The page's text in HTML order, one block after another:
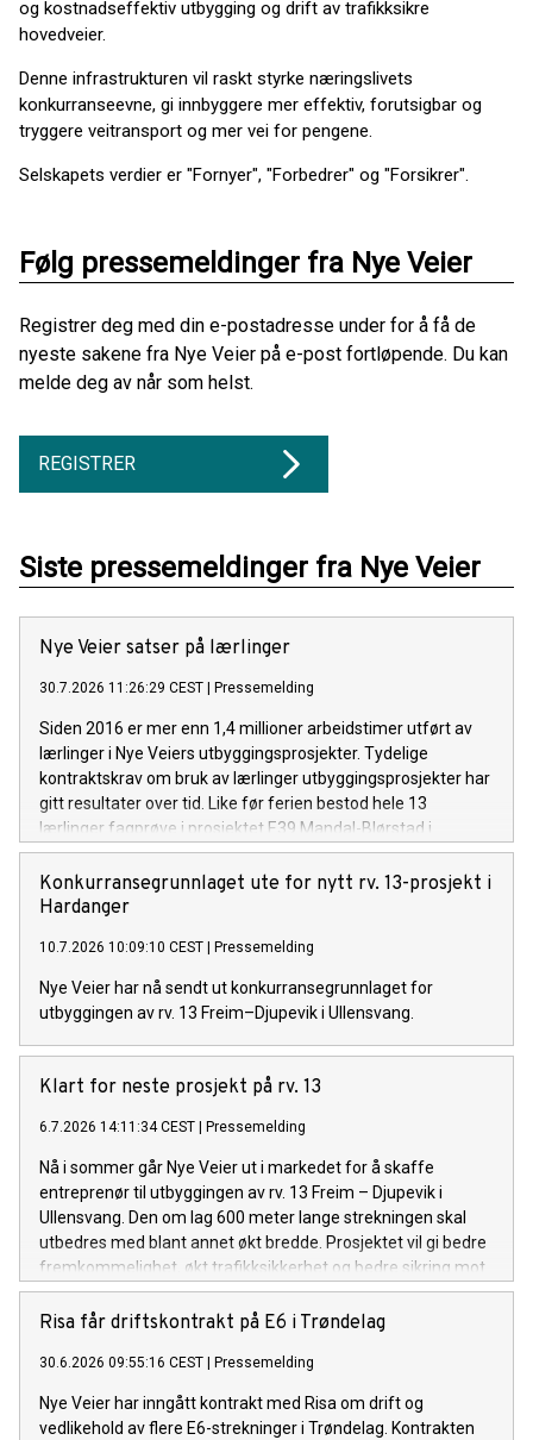
og kostnadseffektiv utbygging og drift av trafikksikre
hovedveier.
Denne infrastrukturen vil raskt styrke næringslivets
konkurranseevne, gi innbyggere mer effektiv, forutsigbar og
tryggere veitransport og mer vei for pengene.
Selskapets verdier er "Fornyer", "Forbedrer" og "Forsikrer".
Følg pressemeldinger fra Nye Veier
Registrer deg med din e-postadresse under for å få de
nyeste sakene fra Nye Veier på e-post fortløpende. Du kan
melde deg av når som helst.
REGISTRER
Siste pressemeldinger fra Nye Veier
Nye Veier satser på lærlinger
30.7.2026 11:26:29 CEST Pressemelding
Siden 2016 er mer enn 1,4 millioner arbeidstimer utført av
lærlinger i Nye Veiers utbyggingsprosjekter. Tydelige
kontraktskrav om bruk av lærlinger utbyggingsprosjekter har
gitt resultater over tid. Like før ferien bestod hele 13
lærlinger fagprøve i prosjektet E39 Mandal-Blørstad i
Lindesnes, Agder.
Konkurransegrunnlaget ute for nytt rv. 13-prosjekt i
Hardanger
10.7.2026 10:09:10 CEST Pressemelding
Nye Veier har nå sendt ut konkurransegrunnlaget for
utbyggingen av rv. 13 Freim–Djupevik i Ullensvang.
Klart for neste prosjekt på rv. 13
6.7.2026 14:11:34 CEST Pressemelding
Nå i sommer går Nye Veier ut i markedet for å skaffe
entreprenør til utbyggingen av rv. 13 Freim – Djupevik i
Ullensvang. Den om lag 600 meter lange strekningen skal
utbedres med blant annet økt bredde. Prosjektet vil gi bedre
fremkommelighet, økt trafikksikkerhet og bedre sikring mot
skred.
Risa får driftskontrakt på E6 i Trøndelag
30.6.2026 09:55:16 CEST Pressemelding
Nye Veier har inngått kontrakt med Risa om drift og
vedlikehold av flere E6-strekninger i Trøndelag. Kontrakten